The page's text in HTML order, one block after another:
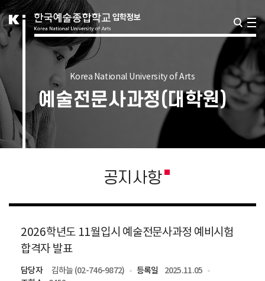
Korea National University of Arts
예술전문사과정(대학원)
공지사항
2026학년도 11월입시 예술전문사과정 예비시험
합격자 발표
담당자 김하늘 (02-746-9872) 등록일
2025.11.05